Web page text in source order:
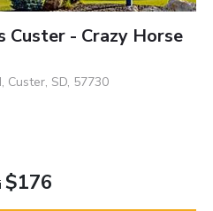
Custer - Crazy Horse
Custer, SD, 57730
$176